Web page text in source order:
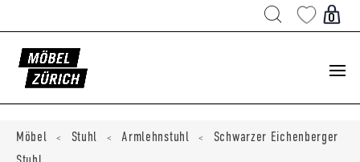
0
Möbel < Stuhl < Armlehnstuhl <
Schwarzer Eichenberger